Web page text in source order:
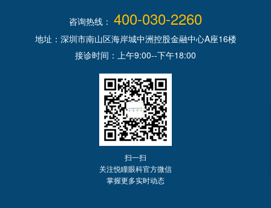
咨询热线： 400-030-2260
地址：深圳市南山区海岸城中洲控股金融中心A座16楼
接诊时间：上午9:00--下午18:00
扫一扫
关注悦瞳眼科官方微信
掌握更多实时动态